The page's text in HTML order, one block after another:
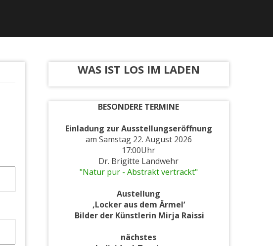
WAS IST LOS IM LADEN
BESONDERE TERMINE
Einladung zurAusstellungseröffnung
am Samstag 22. August 2026
17:00Uhr
Dr. Brigitte Landwehr
"Natur pur - Abstrakt vertrackt"
Austellung
‚Locker aus dem Ärmel‘
Bilder der Künstlerin Mirja Raissi
nächstes